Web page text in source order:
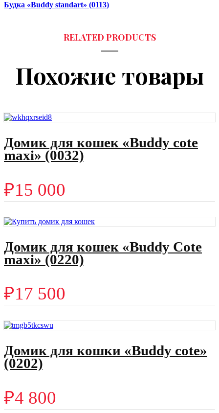
Будка «Buddy standart» (0113)
Похожие товары
Домик для кошек «Buddy cote
maxi» (0032)
₽15 000
Домик для кошек «Buddy Cote
maxi» (0220)
₽17 500
Домик для кошки «Buddy cote»
(0202)
₽4 800